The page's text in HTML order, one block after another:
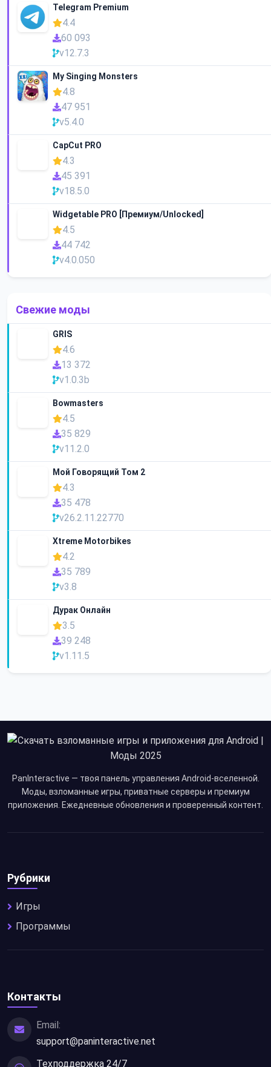
Telegram Premium
4.4
60 093
v12.7.3
My Singing Monsters
4.8
47 951
v5.4.0
CapCut PRO
4.3
45 391
v18.5.0
Widgetable PRO [Премиум/Unlocked]
4.5
44 742
v4.0.050
Свежие моды
GRIS
4.6
13 372
v1.0.3b
Bowmasters
4.5
35 829
v11.2.0
Мой Говорящий Том 2
4.3
35 478
v26.2.11.22770
Xtreme Motorbikes
4.2
35 789
v3.8
Дурак Онлайн
3.5
39 248
v1.11.5
PanInteractive — твоя панель управления Android-вселенной.
Моды, взломанные игры, приватные серверы и премиум
приложения. Ежедневные обновления и проверенный контент.
Рубрики
Игры
Программы
Контакты
Email:
support@paninteractive.net
Техподдержка 24/7